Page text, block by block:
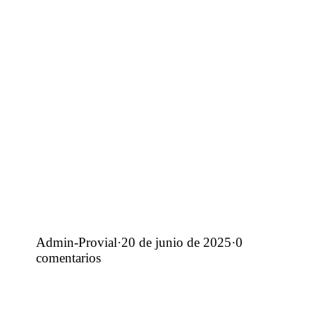
Admin-Provial·20 de junio de 2025·0
comentarios